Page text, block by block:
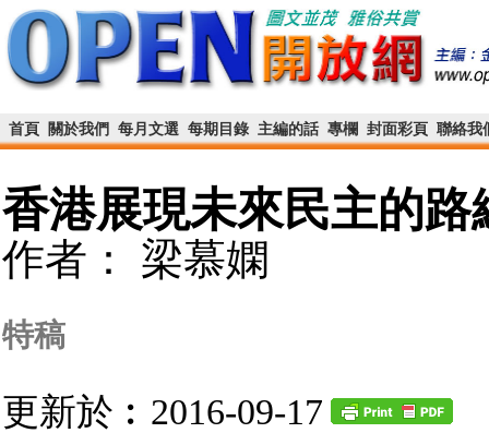
首頁 關於我們 每月文選 每期目錄 主編的話 專欄 封面彩頁 聯絡我
香港展現未來民主的路
作者： 梁慕嫻
特稿
更新於︰2016-09-17